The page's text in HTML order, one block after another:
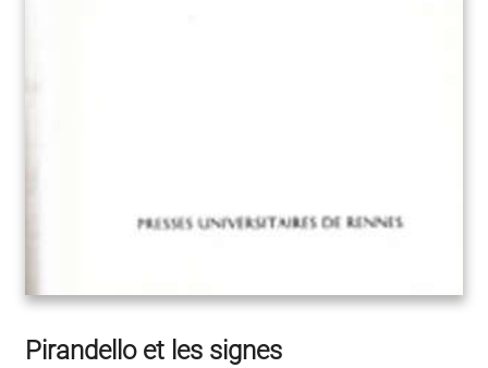
Pirandello et les signes